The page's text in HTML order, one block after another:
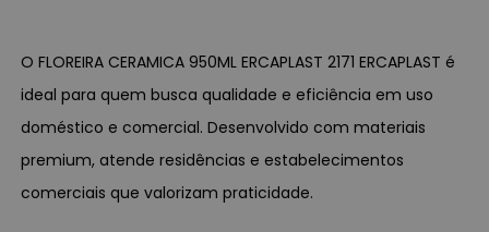
O FLOREIRA CERAMICA 950ML ERCAPLAST 2171 ERCAPLAST é
ideal para quem busca qualidade e eficiência em uso
doméstico e comercial. Desenvolvido com materiais
premium, atende residências e estabelecimentos
comerciais que valorizam praticidade.